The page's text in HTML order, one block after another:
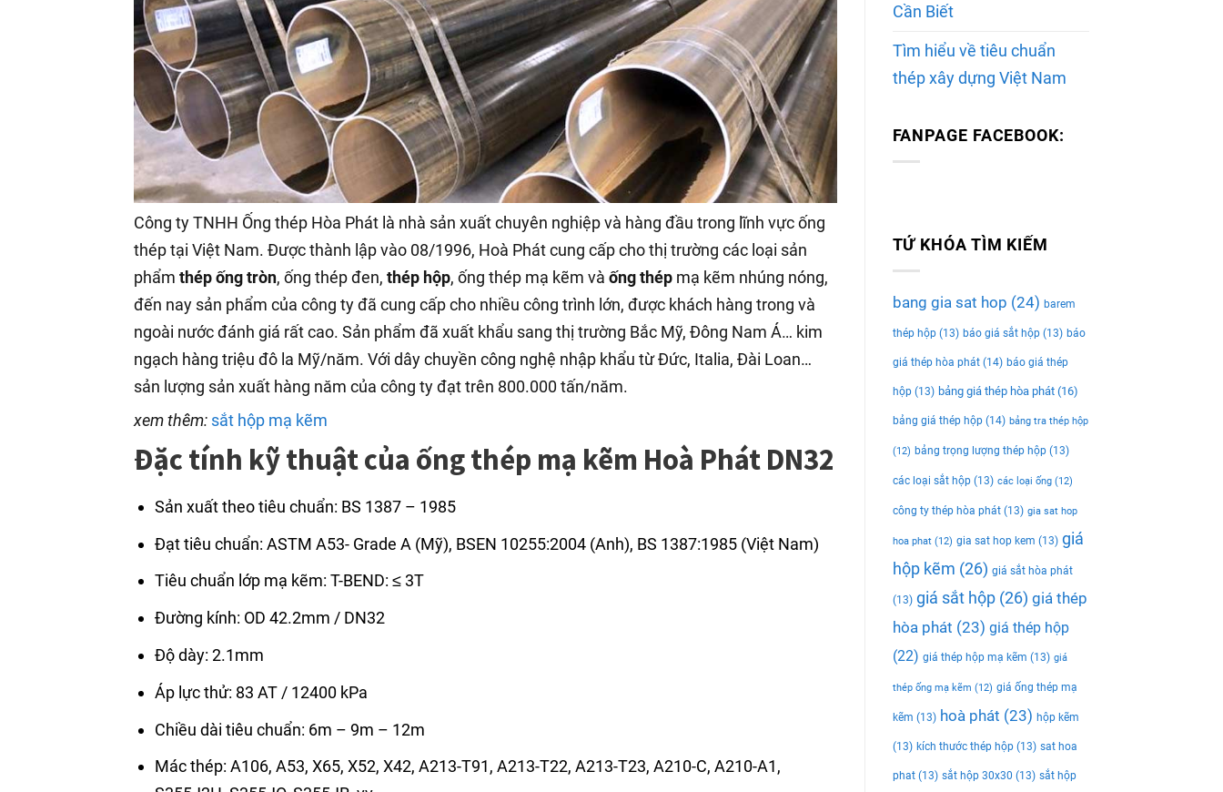
Công ty TNHH Ống thép Hòa Phát là nhà sản xuất chuyên nghiệp và hàng đầu trong lĩnh vực ống
thép tại Việt Nam. Được thành lập vào 08/1996, Hoà Phát cung cấp cho thị trường các loại sản
phẩm thép ống tròn, ống thép đen, thép hộp, ống thép mạ kẽm và ống thép mạ kẽm nhúng nóng,
đến nay sản phẩm của công ty đã cung cấp cho nhiều công trình lớn, được khách hàng trong và
ngoài nước đánh giá rất cao. Sản phẩm đã xuất khẩu sang thị trường Bắc Mỹ, Đông Nam Á… kim
ngạch hàng triệu đô la Mỹ/năm. Với dây chuyền công nghệ nhập khẩu từ Đức, Italia, Đài Loan…
sản lượng sản xuất hàng năm của công ty đạt trên 800.000 tấn/năm.
xem thêm: sắt hộp mạ kẽm
Đặc tính kỹ thuật của ống thép mạ kẽm Hoà Phát DN32
Sản xuất theo tiêu chuẩn: BS 1387 – 1985
Đạt tiêu chuẩn: ASTM A53- Grade A (Mỹ), BSEN 10255:2004 (Anh), BS 1387:1985 (Việt Nam)
Tiêu chuẩn lớp mạ kẽm: T-BEND: ≤ 3T
Đường kính: OD 42.2mm / DN32
Độ dày: 2.1mm
Áp lực thử: 83 AT / 12400 kPa
Chiều dài tiêu chuẩn: 6m – 9m – 12m
Mác thép: A106, A53, X65, X52, X42, A213-T91, A213-T22, A213-T23, A210-C, A210-A1,
Cần Biết
Tìm hiểu về tiêu chuẩn
thép xây dựng Việt Nam
FANPAGE FACEBOOK:
TỨ KHÓA TÌM KIẾM
bang gia sat hop (24) barem
thép hộp(13) báo giá sắt hộp(13) báo
giá thép hòa phát(14) báo giá thép
hộp(13) bảng giá thép hòa phát(16)
bảng giá thép hộp(14) bảng tra thép hộp
(12) bảng trọng lượng thép hộp(13)
các loại sắt hộp(13) các loại ống(12)
công ty thép hòa phát(13) gia sat hop
hoa phat(12) gia sat hop kem (13) giá
hộp kẽm (26) giá sắt hòa phát
(13) giá sắt hộp(26) giá thép
hòa phát (23) giá thép hộp
(22) giá thép hộp mạ kẽm (13) giá
thép ống mạ kẽm (12) giá ống thép mạ
kẽm (13) hoà phát (23) hộp kẽm
(13) kích thước thép hộp(13) sat hoa
phat(13) sắt hộp 30x30 (13) sắt hộp